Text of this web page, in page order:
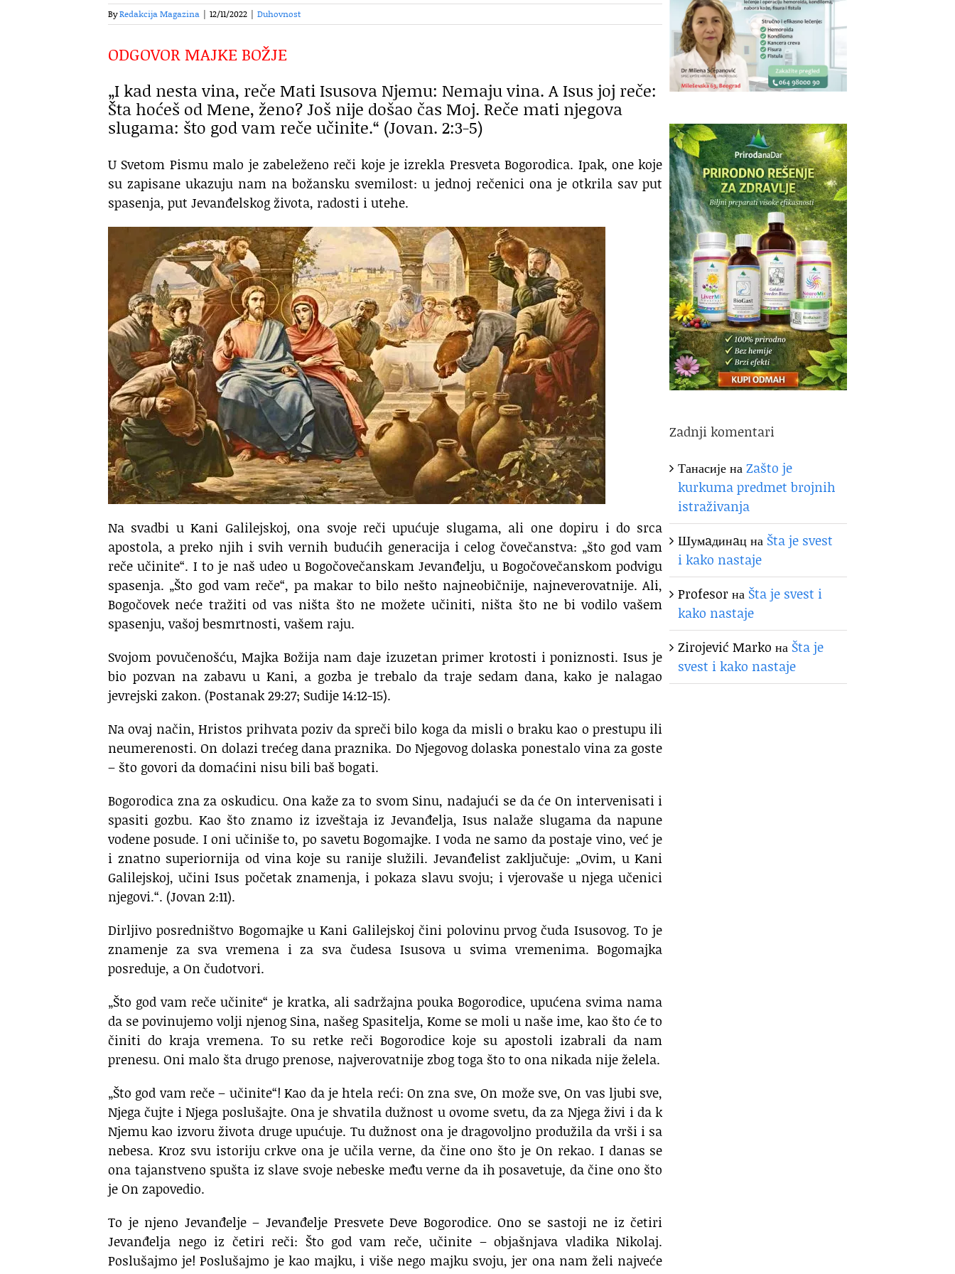
ByRedakcija Magazina | 12/11/2022 | Duhovnost
ODGOVOR MAJKE BOŽJE
„I kad nesta vina, reče Mati Isusova Njemu: Nemaju vina. A Isus joj reče:
Šta hoćeš od Mene, ženo? Još nije došao čas Moj. Reče mati njegova
slugama: što god vam reče učinite.“ (Jovan. 2:3-5)
U Svetom Pismu malo je zabeleženo reči koje je izrekla Presveta Bogorodica. Ipak, one koje
su zapisane ukazuju nam na božansku svemilost: u jednoj rečenici ona je otkrila sav put
spasenja, put Jevanđelskog života, radosti i utehe.
Na svadbi u Kani Galilejskoj, ona svoje reči upućuje slugama, ali one dopiru i do srca
apostola, a preko njih i svih vernih budućih generacija i celog čovečanstva: „što god vam
reče učinite“. I to je naš udeo u Bogočovečanskam Jevanđelju, u Bogočovečanskom podvigu
spasenja. „Što god vam reče“, pa makar to bilo nešto najneobičnije, najneverovatnije. Ali,
Bogočovek neće tražiti od vas ništa što ne možete učiniti, ništa što ne bi vodilo vašem
spasenju, vašoj besmrtnosti, vašem raju.
Svojom povučenošću, Majka Božija nam daje izuzetan primer krotosti i poniznosti. Isus je
bio pozvan na zabavu u Kani, a gozba je trebalo da traje sedam dana, kako je nalagao
jevrejski zakon. (Postanak 29:27; Sudije 14:12-15).
Na ovaj način, Hristos prihvata poziv da spreči bilo koga da misli o braku kao o prestupu ili
neumerenosti. On dolazi trećeg dana praznika. Do Njegovog dolaska ponestalo vina za goste
– što govori da domaćini nisu bili baš bogati.
Bogorodica zna za oskudicu. Ona kaže za to svom Sinu, nadajući se da će On intervenisati i
spasiti gozbu. Kao što znamo iz izveštaja iz Jevanđelja, Isus nalaže slugama da napune
vodene posude. I oni učiniše to, po savetu Bogomajke. I voda ne samo da postaje vino, već je
i znatno superiornija od vina koje su ranije služili. Jevanđelist zaključuje: „Ovim, u Kani
Galilejskoj, učini Isus početak znamenja, i pokaza slavu svoju; i vjerovaše u njega učenici
njegovi.“. (Jovan 2:11).
Dirljivo posredništvo Bogomajke u Kani Galilejskoj čini polovinu prvog čuda Isusovog. To je
znamenje za sva vremena i za sva čudesa Isusova u svima vremenima. Bogomajka
posreduje, a On čudotvori.
„Što god vam reče učinite“ je kratka, ali sadržajna pouka Bogorodice, upućena svima nama
da se povinujemo volji njenog Sina, našeg Spasitelja, Kome se moli u naše ime, kao što će to
činiti do kraja vremena. To su retke reči Bogorodice koje su apostoli izabrali da nam
prenesu. Oni malo šta drugo prenose, najverovatnije zbog toga što to ona nikada nije želela.
„Što god vam reče – učinite“! Kao da je htela reći: On zna sve, On može sve, On vas ljubi sve,
Njega čujte i Njega poslušajte. Ona je shvatila dužnost u ovome svetu, da za Njega živi i da k
Njemu kao izvoru života druge upućuje. Tu dužnost ona je dragovoljno produžila da vrši i sa
nebesa. Kroz svu istoriju crkve ona je učila verne, da čine ono što je On rekao. I danas se
ona tajanstveno spušta iz slave svoje nebeske među verne da ih posavetuje, da čine ono što
je On zapovedio.
To je njeno Jevanđelje – Jevanđelje Presvete Deve Bogorodice. Ono se sastoji ne iz četiri
Jevanđelja nego iz četiri reči: Što god vam reče, učinite – objašnjava vladika Nikolaj.
Poslušajmo je! Poslušajmo je kao majku, i više nego majku svoju, jer ona nam želi najveće
Zadnji komentari
ТанасијенаZašto je
kurkuma predmet brojnih
istraživanja
Шумaдинaцна Šta je svest
i kako nastaje
Profesorна Šta je svest i
kako nastaje
Zirojević Marko на Šta je
svest i kako nastaje